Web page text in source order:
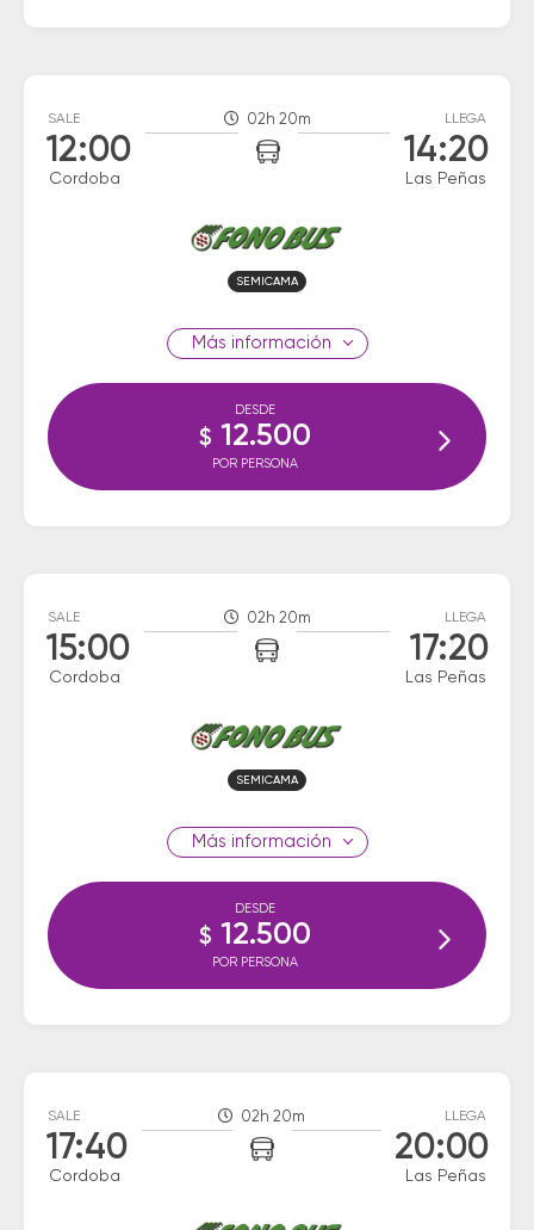
SALE
12:00
Cordoba
02h 20m LLEGA
14:20
Las Peñas
SEMICAMA
información
DESDE
$ 12.500
POR PERSONA
SALE
15:00
Cordoba
02h 20m LLEGA
17:20
Las Peñas
SEMICAMA
información
DESDE
$ 12.500
POR PERSONA
SALE
17:40
Cordoba
02h 20m LLEGA
20:00
Las Peñas